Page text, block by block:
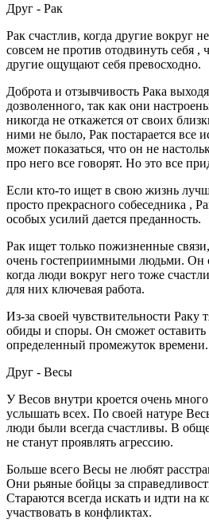
Друг - Рак
Рак счастлив, когда другие вокруг
совсем не против отодвинуть себя ,
другие ощущают себя превосходно.
Доброта и отзывчивость Рака
дозволенного, так как они
никогда не откажется от своих
ними не было, Рак постарается все
может показаться, что он не
про него все говорят. Но это все
Если кто-то ищет в свою жизнь
просто прекрасного собеседника ,
особых усилий дается преданность.
Рак ищет только пожизненные
очень гостеприимными людьми. Он
когда люди вокруг него тоже
для них ключевая работа.
Из-за своей чувствительности Раку
обиды и споры. Он сможет оставить
определенный промежуток времени.
Друг - Весы
У Весов внутри кроется очень
услышать всех. По своей натуре
люди были всегда счастливы. В
не станут проявлять агрессию.
Больше всего Весы не любят
Они рьяные бойцы за
Стараются всегда искать и идти
участвовать в конфликтах.